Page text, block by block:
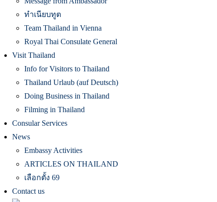
ทำเนียบทูต
Team Thailand in Vienna
Royal Thai Consulate General
Visit Thailand
Info for Visitors to Thailand
Thailand Urlaub (auf Deutsch)
Doing Business in Thailand
Filming in Thailand
Consular Services
News
Embassy Activities
ARTICLES ON THAILAND
เลือกตั้ง 69
Contact us